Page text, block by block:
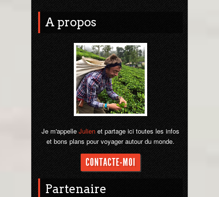
A propos
Je m'appelle Julien et partage ici toutes les infos
et bons plans pour voyager autour du monde.
CONTACTE-MOI
Partenaire